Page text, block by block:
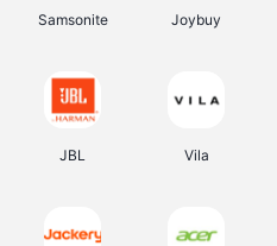
Samsonite Joybuy
JBL Vila